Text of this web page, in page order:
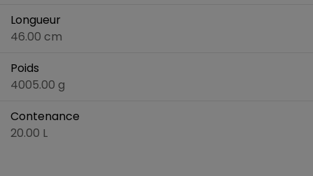
Longueur
46.00 cm
Poids
4005.00 g
Contenance
20.00 L